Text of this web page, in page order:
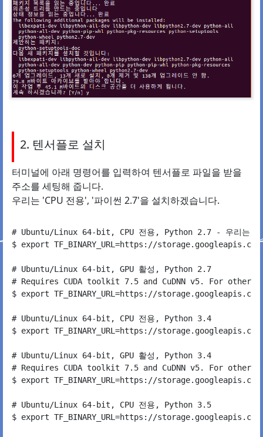
2. 텐서플로 설치
터미널에 아래 명령어를 입력하여 텐서플로 파일을 받을
주소를 세팅해 줍니다.
우리는 'CPU 전용', '파이썬 2.7'을 설치하겠습니다.
# Ubuntu/Linux 64-bit, CPU 전용, Python 2.7 - 우리는 이
$ export TF_BINARY_URL=https://
# Ubuntu/Linux 64-bit, GPU 활성, Python 2.7
# Requires CUDA toolkit 7.5 and CuDNN v5. For
$ export TF_BINARY_URL=https://
# Ubuntu/Linux 64-bit, CPU 전용, Python 3.4
$ export TF_BINARY_URL=https://
# Ubuntu/Linux 64-bit, GPU 활성, Python 3.4
# Requires CUDA toolkit 7.5 and CuDNN v5. For
$ export TF_BINARY_URL=https://
# Ubuntu/Linux 64-bit, CPU 전용, Python 3.5
$ export TF_BINARY_URL=https://